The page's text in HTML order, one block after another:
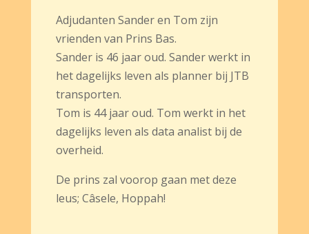
Adjudanten Sander en Tom zijn
vrienden van Prins Bas.
Sander is 46 jaar oud. Sander werkt in
het dagelijks leven als planner bij JTB
transporten.
Tom is 44 jaar oud. Tom werkt in het
dagelijks leven als data analist bij de
overheid.
De prins zal voorop gaan met deze
leus; Câsele, Hoppah!